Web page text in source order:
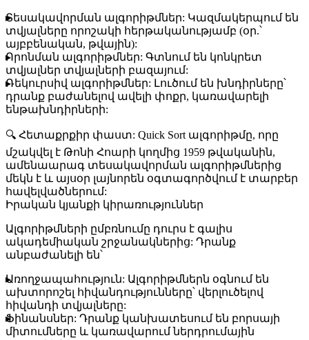
Տեսակավորման ալգորիթմներ: Կազմակերպում են
տվյալները որոշակի հերթականությամբ (օր.՝
այբբենական, թվային):
Որոնման ալգորիթմներ: Գտնում են կոնկրետ
տվյալներ տվյալների բազայում:
Ռեկուրսիվ ալգորիթմներ: Լուծում են խնդիրները՝
դրանք բաժանելով ավելի փոքր, կառավարելի
ենթախնդիրների:
🔍 Հետաքրքիր փաստ: Quick Sort ալգորիթմը, որը
մշակվել է Թոնի Հոարի կողմից 1959 թվականին,
ամենաարագ տեսակավորման ալգորիթմներից
մեկն է և այսօր լայնորեն օգտագործվում է տարբեր
հավելվածներում:
Իրական կյանքի կիրառություններ
Ալգորիթմների ըմբռնումը դուրս է գալիս
ակադեմիական շրջանակներից: Դրանք
անբաժանելի են՝
Առողջապահություն: Ալգորիթմներն օգնում են
ախտորոշել հիվանդությունները՝ վերլուծելով
հիվանդի տվյալները:
Ֆինանսներ: Դրանք կանխատեսում են բորսայի
միտումները և կառավարում ներդրումային